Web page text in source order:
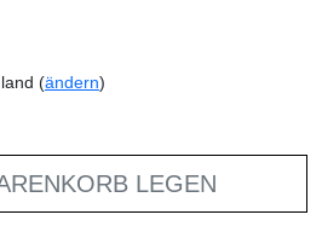
(ändern)
LEGEN